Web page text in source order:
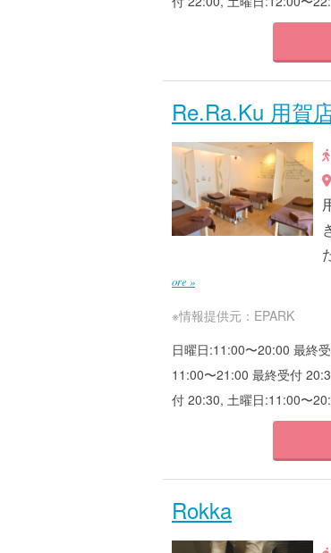
Re.Ra.Ku 用賀
ore »
※情報提供元：EPARK
日曜日:11:00〜20:00 最終
11:00〜21:00 最終受付
付 20:30, 土曜日:11:00〜
Rokka